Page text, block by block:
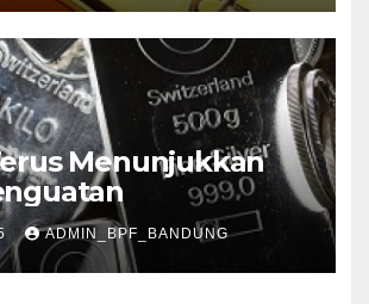
Menunjukkan
ADMIN_BPF_BANDUNG